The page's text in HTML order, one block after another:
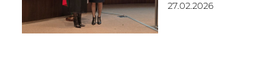
27.02.2026